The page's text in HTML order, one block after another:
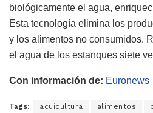
biológicamente el agua,
Esta tecnología elimina los
y los alimentos no consumidos.
el agua de los estanques siete
Con información de: Euronews
Tags: acuicultura alimentos